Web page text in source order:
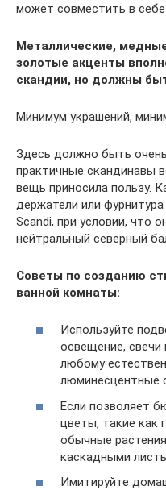
может совместить в
Металлические,
золотые акценты
скандии, но должны
Минимум украшений,
Здесь должно быть
практичные скандинавы
вещь приносила пользу.
держатели или
Scandi, при условии, что
нейтральный северный
Советы по созданию
ванной комнаты:
Используйте
освещение,
любому
люминесцентные
Если позволяет
цветы, такие как
обычные
каскадными
Имитируйте